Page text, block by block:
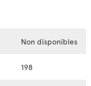
Non disponibles
198